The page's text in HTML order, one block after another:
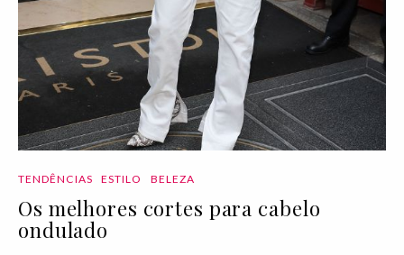
TENDÊNCIAS ESTILO BELEZA
Os melhores cortes para cabelo
ondulado